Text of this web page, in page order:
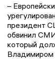
–
президент
обвинил
который
Владимиром